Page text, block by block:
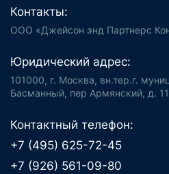
Контакты:
ООО «Джейсон энд Партнерс
Юридический адрес:
101000, г. Москва, вн.тер.г.
Басманный, пер Армянский, д.
Контактный телефон:
+7 (495) 625-72-45
+7 (926) 561-09-80